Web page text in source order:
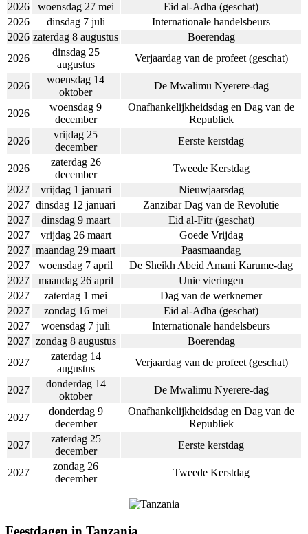
2026
woensdag 27 mei
Eid al-Adha (geschat)
2026
dinsdag 7 juli
Internationale handelsbeurs
2026 zaterdag 8 augustus
Boerendag
2026
dinsdag 25
augustus
Verjaardag van de profeet (geschat)
2026
woensdag 14
oktober
De Mwalimu Nyerere-dag
2026
woensdag 9
december
Onafhankelijkheidsdag en Dag van de
Republiek
2026
vrijdag 25
december
Eerste kerstdag
2026
zaterdag 26
december
Tweede Kerstdag
2027
vrijdag 1 januari
Nieuwjaarsdag
2027 dinsdag 12 januari
Zanzibar Dag van de Revolutie
2027
dinsdag 9 maart
Eid al-Fitr (geschat)
2027
vrijdag 26 maart
Goede Vrijdag
2027 maandag 29 maart
Paasmaandag
2027
woensdag 7 april
De Sheikh Abeid Amani Karume-dag
2027
maandag 26 april
Unie vieringen
2027
zaterdag 1 mei
Dag van de werknemer
2027
zondag 16 mei
Eid al-Adha (geschat)
2027
woensdag 7 juli
Internationale handelsbeurs
2027 zondag 8 augustus
Boerendag
2027
zaterdag 14
augustus
Verjaardag van de profeet (geschat)
2027
donderdag 14
oktober
De Mwalimu Nyerere-dag
2027
donderdag 9
december
Onafhankelijkheidsdag en Dag van de
Republiek
2027
zaterdag 25
december
Eerste kerstdag
2027
zondag 26
december
Tweede Kerstdag
Feestdagen in Tanzania